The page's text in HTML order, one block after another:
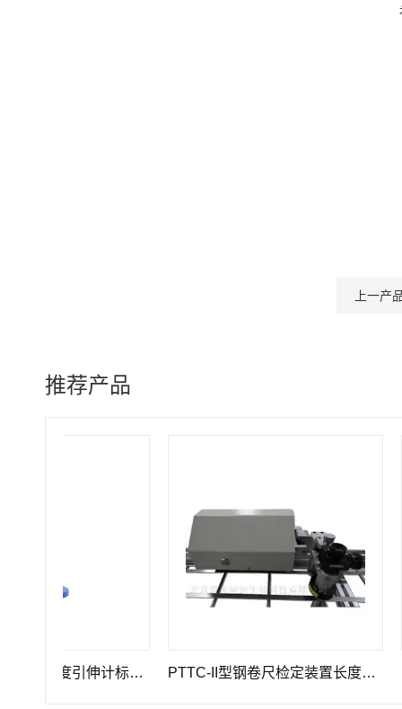
上一产
推荐产品
GWB-200JA型高精度引伸计标定仪长度计量器具 PTTC-II型钢卷尺检定装置长度计量仪器